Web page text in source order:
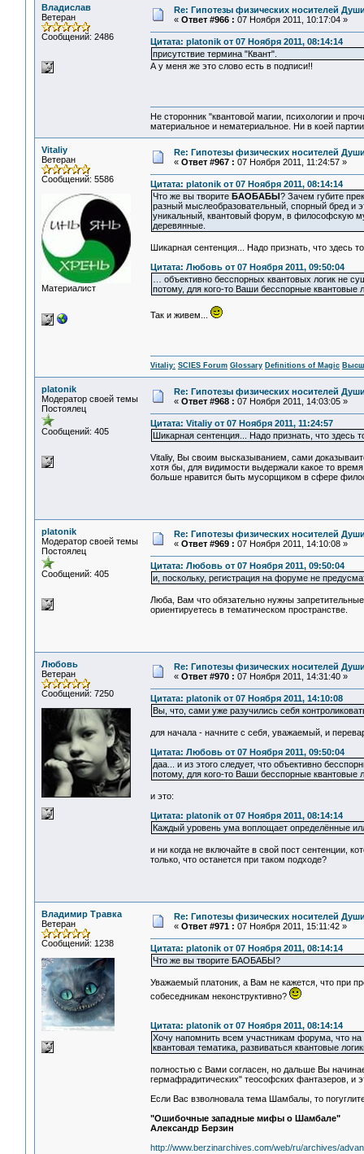
Владислав
Ветеран
Сообщений: 2486
Re: Гипотезы физических носителей
« Ответ #966 : 07 Ноября 2011, 10:17:04 »
Цитата: platonik от 07 Ноября 2011, 08:14:14
присутствие термина "Квант".
А у меня же это слово есть в подписи!!
Не сторонник "квантовой магии, психологии и
материальное и нематериальное. Ни в коей
Vitaliy
Ветеран
Сообщений: 5586
Материалист
Re: Гипотезы физических носителей
« Ответ #967 : 07 Ноября 2011, 11:24:57 »
Цитата: platonik от 07 Ноября 2011, 08:14:14
Что же вы творите БAОБАБЫ ? Зачем губите
разный мыслеобразовательный, спорный бред и
уникальный, квантовый форум, в философскую
деревянные.
Шикарная сентенция... Надо признать, что здесь
Цитата: Любовь от 07 Ноября 2011, 09:50:04
… объективно бесспорных квантовых логик не
потому, для кого-то Ваши бесспорные квантовые
Так и живем...
Vitaliy: SCIES Forum Glossary Definitions of Magic
platonik
Модератор своей темы
Постоялец
Сообщений: 405
Re: Гипотезы физических носителей
« Ответ #968 : 07 Ноября 2011, 14:03:05 »
Цитата: Vitaliy от 07 Ноября 2011, 11:24:57
Шикарная сентенция... Надо признать, что
Vitaliy, Вы своим высказыванием, сами
хотя бы, для видимости выдержали какое то
больше нравится быть мусорщиком в сфере
platonik
Модератор своей темы
Постоялец
Сообщений: 405
Re: Гипотезы физических носителей
« Ответ #969 : 07 Ноября 2011, 14:10:08 »
Цитата: Любовь от 07 Ноября 2011, 09:50:04
и, поскольку, регистрация на форуме не
Люба, Вам что обязательно нужны
ориентируетесь в тематическом пространстве.
Любовь
Ветеран
Сообщений: 7250
Re: Гипотезы физических носителей
« Ответ #970 : 07 Ноября 2011, 14:31:40 »
Цитата: platonik от 07 Ноября 2011, 14:10:08
Вы, что, сами уже разучились себя
для начала - начните с себя, уважаемый, и
Цитата: Любовь от 07 Ноября 2011, 09:50:04
даа... и из этого следует, что объективно
потому, для кого-то Ваши бесспорные квантовые
и это:
Цитата: platonik от 07 Ноября 2011, 08:14:14
Каждый уровень ума воплощает определённые
и ни когда не включайте в свой пост сентенции,
только, что останется при таком подходе?
Владимир Травка
Ветеран
Сообщений: 1238
Re: Гипотезы физических носителей
« Ответ #971 : 07 Ноября 2011, 15:11:42 »
Цитата: platonik от 07 Ноября 2011, 08:14:14
Что же вы творите БAОБАБЫ?
Уважаемый платоник, а Вам не кажется, что при
собеседникам неконструктивно?
Цитата: platonik от 07 Ноября 2011, 08:14:14
Хочу напомнить всем участникам форума, что
квантовая тематика, развиваться квантовые
полностью с Вами согласен, но дальше Вы
гермафрадитических" теософских фантазеров, и
Если Вас взволновала тема Шамбалы, то
"Ошибочные западные мифы о Шамбале"
Александр Берзин
http://www.berzinarchives.com/web/ru/archives/